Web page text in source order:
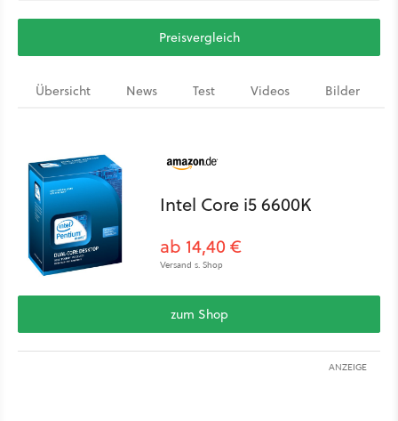
Preisvergleich
Übersicht News Test Videos Bilder
Intel Core i5 6600K
ab 14,40 €
Versand s. Shop
zum Shop
ANZEIGE